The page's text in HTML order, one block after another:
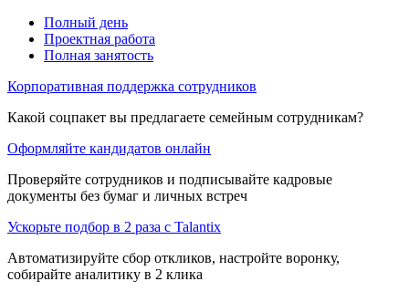
Полный день
Проектная работа
Полная занятость
Корпоративная поддержка сотрудников
Какой соцпакет вы предлагаете семейным сотрудникам?
Оформляйте кандидатов онлайн
Проверяйте сотрудников и подписывайте кадровые
документы без бумаг и личных встреч
Ускорьте подбор в 2 раза с Talantix
Автоматизируйте сбор откликов, настройте воронку,
собирайте аналитику в 2 клика